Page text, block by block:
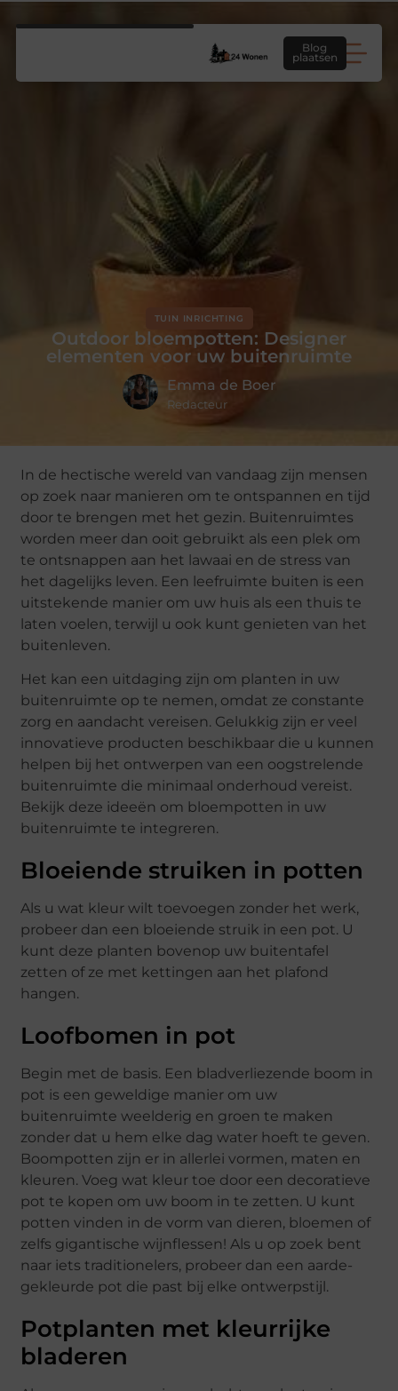
Blog
plaatsen
TUIN INRICHTING
Outdoor bloempotten: Designer
elementen voor uw buitenruimte
Emma de Boer
Redacteur
In de hectische wereld van vandaag zijn mensen
op zoek naar manieren om te ontspannen en tijd
door te brengen met het gezin. Buitenruimtes
worden meer dan ooit gebruikt als een plek om
te ontsnappen aan het lawaai en de stress van
het dagelijks leven. Een leefruimte buiten is een
uitstekende manier om uw huis als een thuis te
laten voelen, terwijl u ook kunt genieten van het
buitenleven.
Het kan een uitdaging zijn om planten in uw
buitenruimte op te nemen, omdat ze constante
zorg en aandacht vereisen. Gelukkig zijn er veel
innovatieve producten beschikbaar die u kunnen
helpen bij het ontwerpen van een oogstrelende
buitenruimte die minimaal onderhoud vereist.
Bekijk deze ideeën om bloempotten in uw
buitenruimte te integreren.
Bloeiende struiken in potten
Als u wat kleur wilt toevoegen zonder het werk,
probeer dan een bloeiende struik in een pot. U
kunt deze planten bovenop uw buitentafel
zetten of ze met kettingen aan het plafond
hangen.
Loofbomen in pot
Begin met de basis. Een bladverliezende boom in
pot is een geweldige manier om uw
buitenruimte weelderig en groen te maken
zonder dat u hem elke dag water hoeft te geven.
Boompotten zijn er in allerlei vormen, maten en
kleuren. Voeg wat kleur toe door een decoratieve
pot te kopen om uw boom in te zetten. U kunt
potten vinden in de vorm van dieren, bloemen of
zelfs gigantische wijnflessen! Als u op zoek bent
naar iets traditionelers, probeer dan een aarde-
gekleurde pot die past bij elke ontwerpstijl.
Potplanten met kleurrijke
bladeren